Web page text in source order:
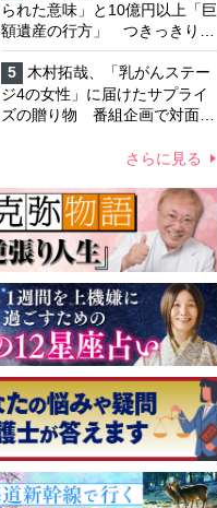
られた意味」と10億円以上「巨
額遺産の行方」 つきっきりで
私生活をサポートしていた元俳
優が相続か
5
木村拓哉、「乳がんステー
ジ4の女性」に届けたサプライ
ズの贈り物 番組企画で対面し
心遣いに「うれしくて号泣しま
さらに見る